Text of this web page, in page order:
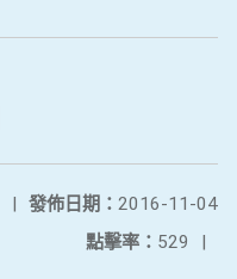
發佈日期： 2016-11-04
|
點擊率： 529 |